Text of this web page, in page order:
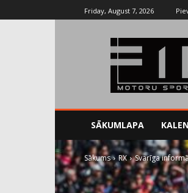
Friday, August 7, 2026
SĀKUMLAPA
Sākums RX Svarīga